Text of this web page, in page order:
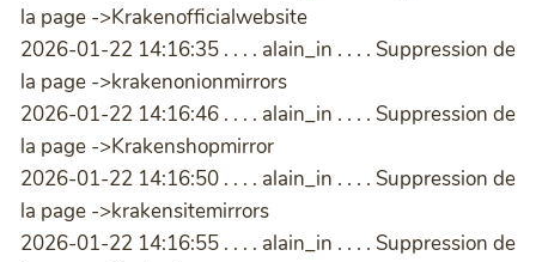
la page ->Krakenofficialwebsite
2026-01-22 14:16:35 . . . . alain_in . . . . Suppression de
la page ->krakenonionmirrors
2026-01-22 14:16:46 . . . . alain_in . . . . Suppression de
la page ->Krakenshopmirror
2026-01-22 14:16:50 . . . . alain_in . . . . Suppression de
la page ->krakensitemirrors
2026-01-22 14:16:55 . . . . alain_in . . . . Suppression de